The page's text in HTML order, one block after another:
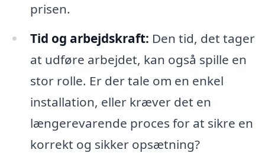
prisen.
Tid og arbejdskraft: Den tid, det tager
at udføre arbejdet, kan også spille en
stor rolle. Er der tale om en enkel
installation, eller kræver det en
længerevarende proces for at sikre en
korrekt og sikker opsætning?